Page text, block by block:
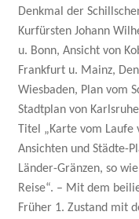
Denkmal der
Kurfürsten Johann
u. Bonn, Ansicht von
Frankfurt u. Mainz,
Wiesbaden, Plan vom
Stadtplan von
Titel „Karte vom Laufe
Ansichten und Städte-
Länder-Gränzen, so
Reise“. – Mit dem
Früher 1. Zustand mit